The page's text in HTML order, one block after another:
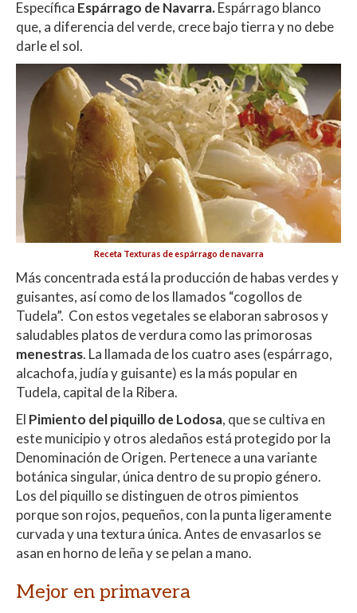
Específica Espárrago de Navarra.Espárrago blanco
que, a diferencia del verde, crece bajo tierra y no debe
darle el sol.
Receta Texturas de espárrago de navarra
Más concentrada está la producción de habas verdes y
guisantes, así como de los llamados “cogollos de
Tudela”. Con estos vegetales se elaboran sabrosos y
saludables platos de verdura como las primorosas
menestras. La llamada de los cuatro ases (espárrago,
alcachofa, judía y guisante) es la más popular en
Tudela, capital de la Ribera.
El Pimiento del piquillo de Lodosa, que se cultiva en
este municipio y otros aledaños está protegido por la
Denominación de Origen. Pertenece a una variante
botánica singular, única dentro de su propio género.
Los del piquillo se distinguen de otros pimientos
porque son rojos, pequeños, con la punta ligeramente
curvada y una textura única. Antes de envasarlos se
asan en horno de leña y se pelan a mano.
Mejor en primavera